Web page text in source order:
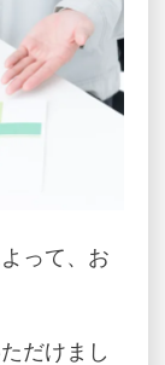
って、お
だけまし